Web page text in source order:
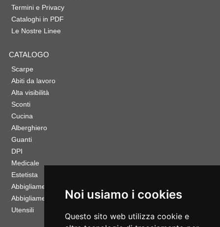
Noi usiamo i cookies
Questo sito web utilizza cookie e
Termini e Privacy
Cataloghi in PDF
Le Nostre Linee
CATALOGO
Scarpe
Abiti da lavoro
Alta visibilità
Sconti
Cucina
Alberghiero
Guanti
DPI
Medicale
Estetista
Abbigliamento Sportivo
Abbigliamento Bambino
Utensili